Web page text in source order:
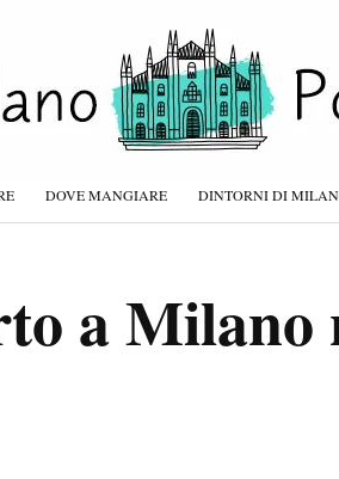
DOVE MANGIARE DINTORNI DI
a Milano